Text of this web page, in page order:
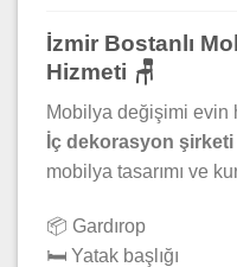
İzmir Bostanlı
Hizmeti 🪑
Mobilya değişimi evin
İç dekorasyon şirketi
mobilya tasarımı ve
📦 Gardırop
🛏️ Yatak başlığı